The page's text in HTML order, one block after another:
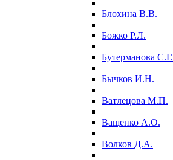
Блохина В.В.
Божко Р.Л.
Бутерманова С.Г.
Бычков И.Н.
Ватлецова М.П.
Ващенко А.О.
Волков Д.А.